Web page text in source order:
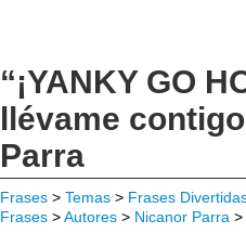
“¡YANKY GO
llévame
Parra
Frases > Temas > Frases
Frases >Autores > Nicanor Parra >